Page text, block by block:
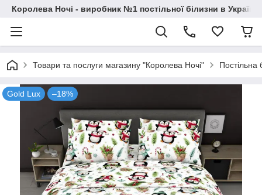
Королева Ночі - виробник №1 постільної білизни в Україні
Товари та послуги магазину "Королева Ночі" Постільна
Gold Lux –18%